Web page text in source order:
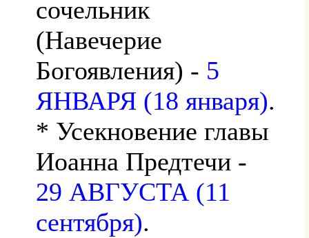
сочельник
(Навечерие
Богоявления) - 5
ЯНВАРЯ (18 января).
* Усекновение главы
Иоанна Предтечи -
29 АВГУСТА (11
сентября).